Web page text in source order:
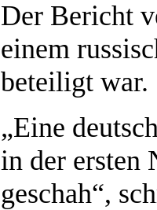
Der Bericht
einem
beteiligt war.
„Eine
in der ersten
geschah“,